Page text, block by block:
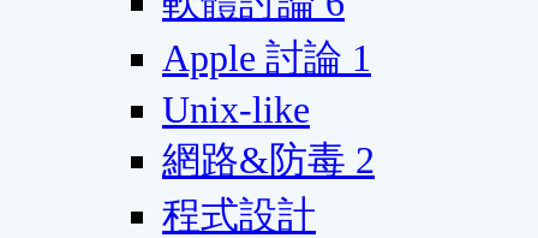
Apple 討論 1
Unix-like
網路&防毒 2
程式設計